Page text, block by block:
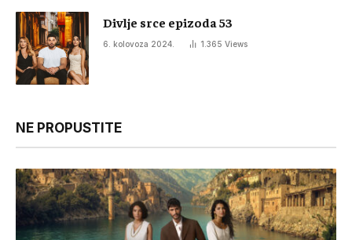
Divlje srce epizoda 53
6. kolovoza 2024. 1.365 Views
NE PROPUSTITE